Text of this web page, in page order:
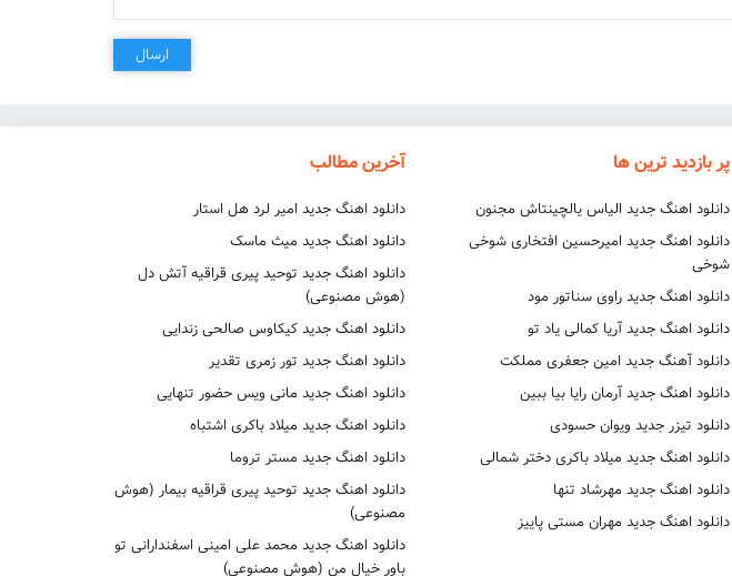
ارسال
پر بازدید ترین ها
دانلود اهنگ جدید الیاس یالچینتاش مجنون
دانلود اهنگ جدید امیرحسین افتخاری شوخی
شوخی
دانلود اهنگ جدید راوی سناتور مود
دانلود اهنگ جدید آریا کمالی یاد تو
دانلود آهنگ جدید امین جعفری مملکت
دانلود اهنگ جدید آرمان رایا بیا ببین
دانلود تیزر جدید ویوان حسودی
دانلود اهنگ جدید میلاد باکری دختر شمالی
دانلود اهنگ جدید مهرشاد تنها
دانلود اهنگ جدید مهران مستی پاییز
آخرین مطالب
دانلود اهنگ جدید امیر لرد هل استار
دانلود اهنگ جدید میث ماسک
دانلود اهنگ جدید توحید پیری قراقیه آتش دل
(هوش مصنوعی)
دانلود اهنگ جدید کیکاوس صالحی زندایی
دانلود اهنگ جدید تور زمری تقدیر
دانلود اهنگ جدید مانی ویس حضور تنهایی
دانلود اهنگ جدید میلاد باکری اشتباه
دانلود اهنگ جدید مستر تروما
دانلود اهنگ جدید توحید پیری قراقیه بیمار (هوش
مصنوعی)
دانلود اهنگ جدید محمد علی امینی اسفندارانی تو
باور خیال من (هوش مصنوعی)